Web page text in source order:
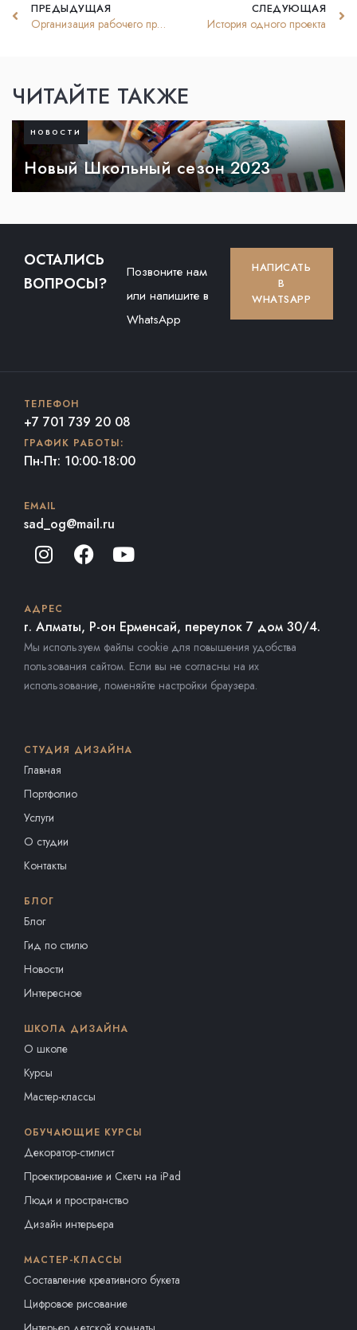
ПРЕДЫДУЩАЯ
Организация рабочего пространства юридической фирмы
СЛЕДУЮЩАЯ
История одного проекта
ЧИТАЙТЕ ТАКЖЕ
НОВОСТИ
Новый Школьный сезон 2023
ОСТАЛИСЬ
ВОПРОСЫ?
Позвоните нам
или напишите в
WhatsApp
НАПИСАТЬ
В
WHATSAPP
ТЕЛЕФОН
+7 701 739 20 08
ГРАФИК РАБОТЫ:
Пн-Пт: 10:00-18:00
EMAIL
sad_og@mail.ru
АДРЕС
г. Алматы, Р-он Ерменсай, переулок 7 дом 30/4.
Мы используем файлы cookie для повышения удобства
пользования сайтом. Если вы не согласны на их
использование, поменяйте настройки браузера.
СТУДИЯ ДИЗАЙНА
Главная
Портфолио
Услуги
О студии
Контакты
БЛОГ
Блог
Гид по стилю
Новости
Интересное
ШКОЛА ДИЗАЙНА
О школе
Курсы
Мастер-классы
ОБУЧАЮЩИЕ КУРСЫ
Декоратор-стилист
Проектирование и Скетч на iPad
Люди и пространство
Дизайн интерьера
МАСТЕР-КЛАССЫ
Составление креативного букета
Цифровое рисование